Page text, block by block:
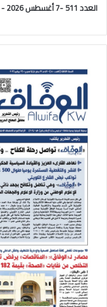
العدد 511 -7 أغسطس 2026 - السنة الثالثة